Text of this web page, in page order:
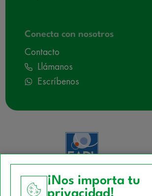
Conecta con nosotros
Contacto
Llámanos
Escríbenos
¡Nos importa tu